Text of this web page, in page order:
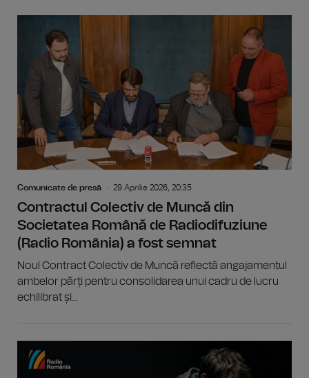
Comunicate de presă 29 Aprilie 2026, 20:35
Contractul Colectiv de Muncă din
Societatea Română de Radiodifuziune
(Radio România) a fost semnat
Noul Contract Colectiv de Muncă reflectă angajamentul
ambelor părți pentru consolidarea unui cadru de lucru
echilibrat și...